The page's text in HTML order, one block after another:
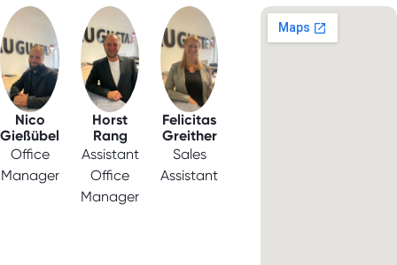
Nico
Gießübel
Office
Manager
Horst
Rang
Assistant
Office
Manager
Felicitas
Greither
Sales
Assistant